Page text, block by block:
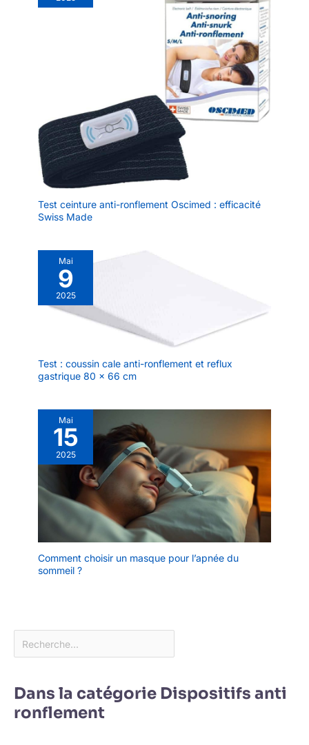
Test ceinture anti-ronflement Oscimed : efficacité
Swiss Made
Mai
9
2025
Test : coussin cale anti-ronflement et reflux
gastrique 80 x 66 cm
Mai
15
2025
Comment choisir un masque pour l’apnée du
sommeil ?
Dans la catégorie Dispositifs anti
ronflement